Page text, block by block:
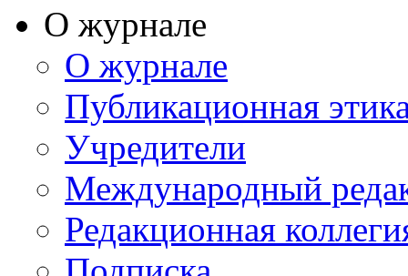
О журнале
О журнале
Публикационная
Учредители
Международный
Редакционная